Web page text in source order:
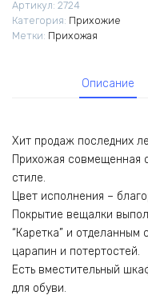
Артикул: 2724
Категория: Прихожие
Метки: Прихожая
Описание
Хит продаж последних
Прихожая совмещенная
стиле.
Цвет исполнения –
Покрытие вещалки
“Каретка” и
царапин и потертостей.
Есть вместительный
для обуви.